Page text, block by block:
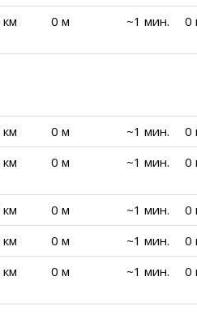
км 0 м ~1 мин. 0
км 0 м ~1 мин.
0
км 0 м ~1 мин. 0
км 0 м ~1 мин.
0
км 0 м ~1 мин.
0
0 м ~1 мин. 0